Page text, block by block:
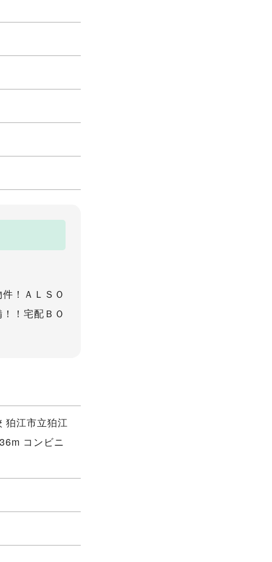
！ＡＬＳＯ
！宅配ＢＯ
狛江市立狛江
コンビニ